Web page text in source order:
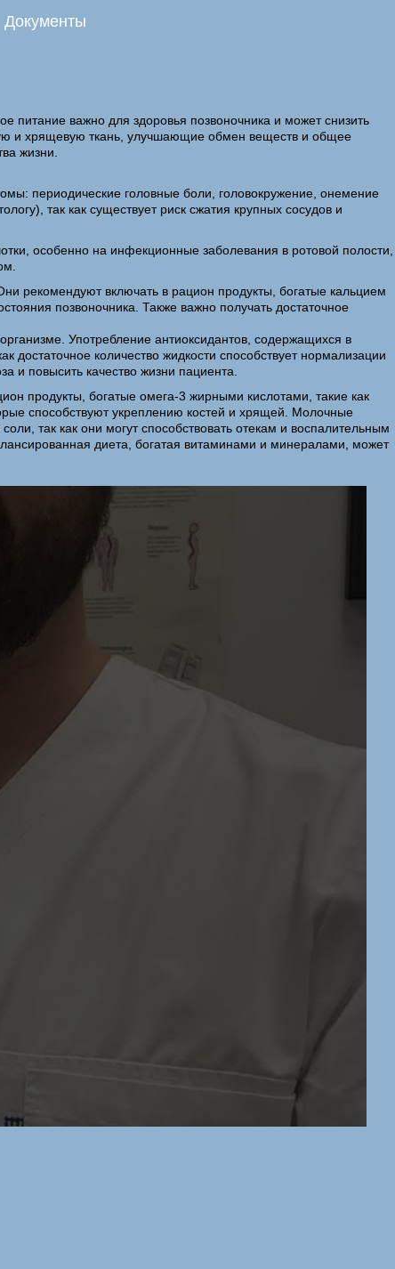
Документы
важно для здоровья позвоночника и может снизить
и хрящевую ткань, улучшающие обмен веществ и общее
жизни.
периодические головные боли, головокружение, онемение
так как существует риск сжатия крупных сосудов и
особенно на инфекционные заболевания в ротовой полости,
рекомендуют включать в рацион продукты, богатые кальцием
позвоночника. Также важно получать достаточное
Употребление антиоксидантов, содержащихся в
количество жидкости способствует нормализации
и повысить качество жизни пациента.
продукты, богатые омега-3 жирными кислотами, такие как
способствуют укреплению костей и хрящей. Молочные
так как они могут способствовать отекам и воспалительным
диета, богатая витаминами и минералами, может